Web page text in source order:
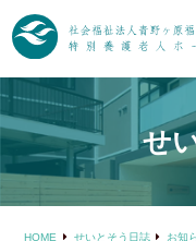
せ
HOME せいとそう日誌 お知